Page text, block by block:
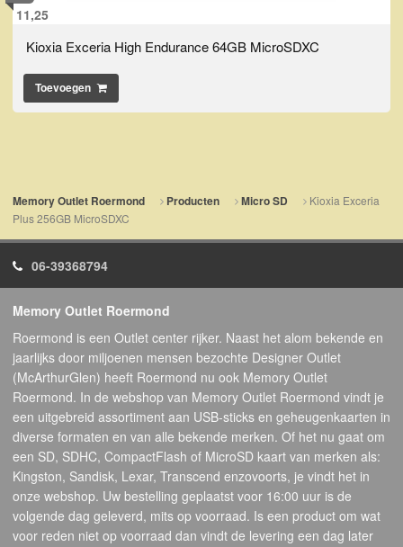
11,25
Kioxia Exceria High Endurance 64GB MicroSDXC
Toevoegen
Memory Outlet Roermond Producten Micro SD
Kioxia Exceria
Plus 256GB MicroSDXC
06-39368794
Memory Outlet Roermond
Roermond is een Outlet center rijker. Naast het alom bekende en
jaarlijks door miljoenen mensen bezochte Designer Outlet
(McArthurGlen) heeft Roermond nu ook Memory Outlet
Roermond. In de webshop van Memory Outlet Roermond vindt je
een uitgebreid assortiment aan USB-sticks en geheugenkaarten in
diverse formaten en van alle bekende merken. Of het nu gaat om
een SD, SDHC, CompactFlash of MicroSD kaart van merken als:
Kingston, Sandisk, Lexar, Transcend enzovoorts, je vindt het in
onze webshop. Uw bestelling geplaatst voor 16:00 uur is de
volgende dag geleverd, mits op voorraad. Is een product om wat
voor reden niet op voorraad dan vindt de levering een dag later